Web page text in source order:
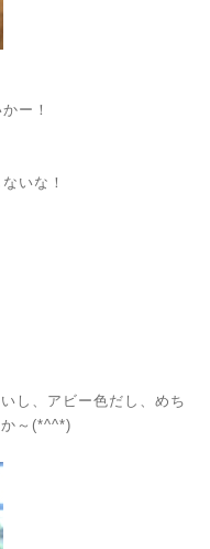
ー！
いな！
し、アビー色だし、めち
～(*^^*)